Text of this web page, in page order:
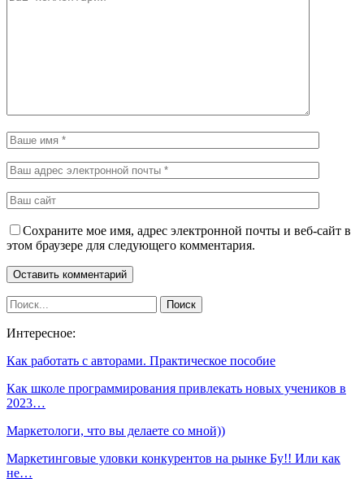
Сохраните мое имя, адрес электронной почты и веб-сайт в
этом браузере для следующего комментария.
Интересное:
Как работать с авторами. Практическое пособие
Как школе программирования привлекать новых учеников в
2023…
Маркетологи, что вы делаете со мной))
Маркетинговые уловки конкурентов на рынке Бу!! Или как
не…